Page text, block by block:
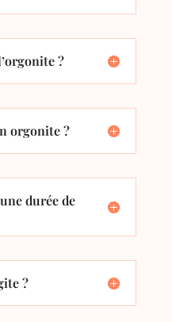
?
orgonite ?
durée de
?